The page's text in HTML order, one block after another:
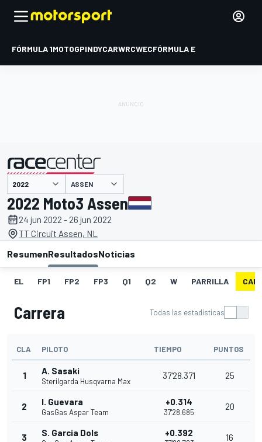
FÓRMULA 1MOTOGPINDYCARWRCWECFÓRMULA E
presentado por ASSEN
2022 Moto3 Assen
24 jun 2022 - 26 jun 2022
TT Circuit Assen, NL
ResumenResultadosNoticias
EL FP1 FP2 FP3 Q1 Q2 W PARRILLA
Carrera Todas las estadísticas
CLA PILOTO TIEMPO PUNTOS
1 A. Sasaki
Sterilgarda Husqvarna Max
37'28.371 25
2 I. Guevara
GasGas Aspar Team
+0.314
37'28.685
20
3 S. Garcia Dols +0.392 16